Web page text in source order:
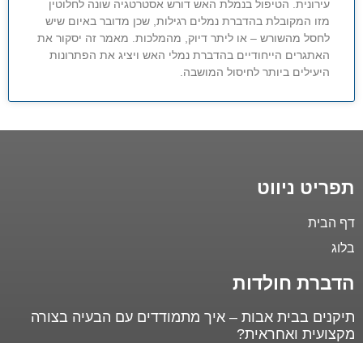
עירונית. הטיפול בנמלת האש דורש אסטרטגיה שונה לחלוטין
מזו המקובלת בהדברת נמלים רגילות, שכן מדובר באיום שיש
לחסל מהשורש – או ליתר דיוק, מהמלכות. מאמר זה יסקור את
האתגרים הייחודיים בהדברת נמלי האש ויציג את הפתרונות
היעילים ביותר לחיסול המושבה.
תפריט ניווט
דף הבית
בלוג
הדברת חולדות
תיקנים בבית אבות – איך מתמודדים עם הבעיה בצורה
מקצועית ואחראית?